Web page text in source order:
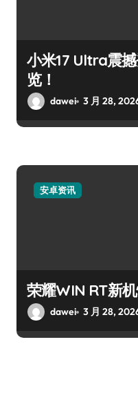
小米17 Ultra震
览！
dawei 3 月 28,
安卓资讯
荣耀WIN RT新
dawei 3 月 28,